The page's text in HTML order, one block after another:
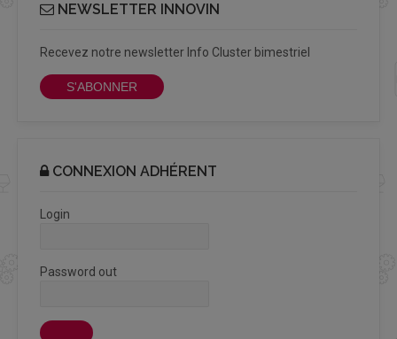
NEWSLETTER INNOVIN
Recevez notre newsletter Info Cluster bimestriel
S'ABONNER
CONNEXION ADHÉRENT
Login
Password out